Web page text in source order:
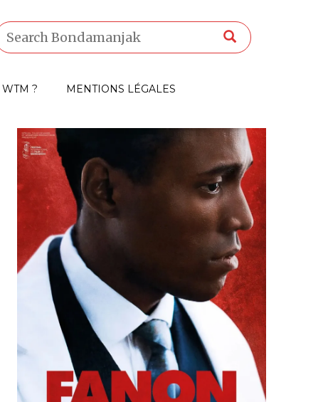
WTM ? MENTIONS LÉGALES